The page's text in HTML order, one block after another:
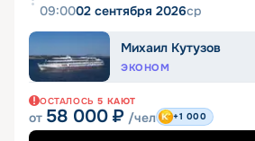
09:0002 сентября 2026ср
Михаил Кутузов
ЭКОНОМ
ОСТАЛОСЬ 5 КАЮТ
от 58 000 ₽ /чел +1 000